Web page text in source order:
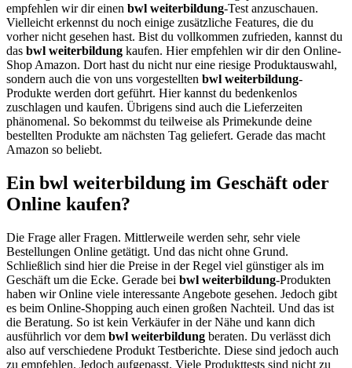
empfehlen wir dir einen bwl weiterbildung-Test anzuschauen.
Vielleicht erkennst du noch einige zusätzliche Features, die du
vorher nicht gesehen hast. Bist du vollkommen zufrieden, kannst du
das bwl weiterbildung kaufen. Hier empfehlen wir dir den Online-
Shop Amazon. Dort hast du nicht nur eine riesige Produktauswahl,
sondern auch die von uns vorgestellten bwl weiterbildung-
Produkte werden dort geführt. Hier kannst du bedenkenlos
zuschlagen und kaufen. Übrigens sind auch die Lieferzeiten
phänomenal. So bekommst du teilweise als Primekunde deine
bestellten Produkte am nächsten Tag geliefert. Gerade das macht
Amazon so beliebt.
Ein bwl weiterbildung im Geschäft oder
Online kaufen?
Die Frage aller Fragen. Mittlerweile werden sehr, sehr viele
Bestellungen Online getätigt. Und das nicht ohne Grund.
Schließlich sind hier die Preise in der Regel viel günstiger als im
Geschäft um die Ecke. Gerade bei bwl weiterbildung-Produkten
haben wir Online viele interessante Angebote gesehen. Jedoch gibt
es beim Online-Shopping auch einen großen Nachteil. Und das ist
die Beratung. So ist kein Verkäufer in der Nähe und kann dich
ausführlich vor dem bwl weiterbildung beraten. Du verlässt dich
also auf verschiedene Produkt Testberichte. Diese sind jedoch auch
zu empfehlen. Jedoch aufgepasst. Viele Produkttests sind nicht zu